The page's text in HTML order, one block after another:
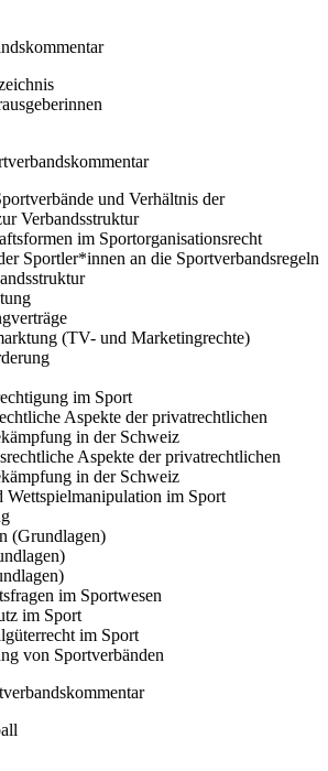
und Verhältnis der
Verbandsstruktur
im Sportorganisationsrecht
Sportler*innen an die Sportverbandsregeln
(TV- und Marketingrechte)
im Sport
Aspekte der privatrechtlichen
in der Schweiz
Aspekte der privatrechtlichen
in der Schweiz
Wettspielmanipulation im Sport
(Grundlagen)
im Sportwesen
im Sport
im Sport
von Sportverbänden